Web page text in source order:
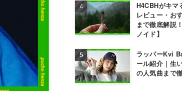
H4CBHがキマ
レビュー・お
まで徹底解説
ノイド】
ラッパーKvi
ール紹介｜生
の人気曲まで